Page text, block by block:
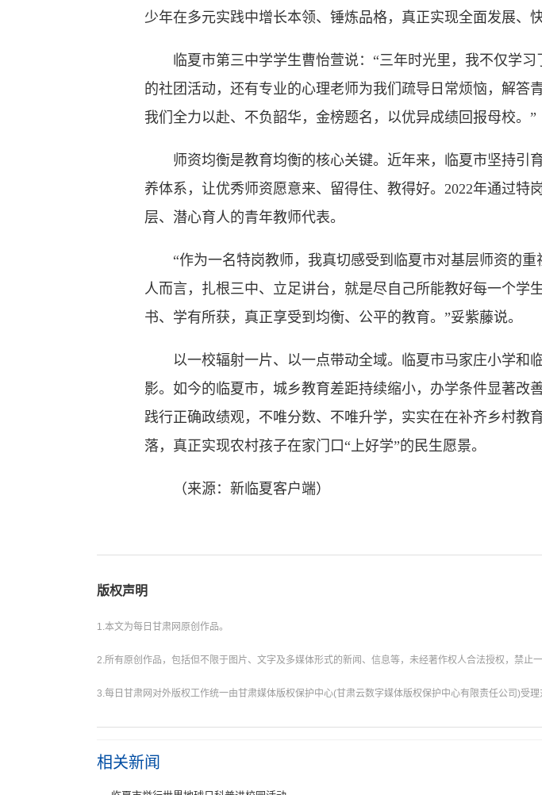
少年在多元实践中增长本领、锤炼品格，真正实现全面发展、快
临夏市第三中学学生曹怡萱说：“三年时光里，我不仅学习
的社团活动，还有专业的心理老师为我们疏导日常烦恼，解
我们全力以赴、不负韶华，金榜题名，以优异成绩回报母校。”
师资均衡是教育均衡的核心关键。近年来，临夏市坚持引
养体系，让优秀师资愿意来、留得住、教得好。2022年通过
层、潜心育人的青年教师代表。
“作为一名特岗教师，我真切感受到临夏市对基层师资的重
人而言，扎根三中、立足讲台，就是尽自己所能教好每一个
书、学有所获，真正享受到均衡、公平的教育。”妥紫藤说。
以一校辐射一片、以一点带动全域。临夏市马家庄小学和
影。如今的临夏市，城乡教育差距持续缩小，办学条件显著改
践行正确政绩观，不唯分数、不唯升学，实实在在补齐乡村教
落，真正实现农村孩子在家门口“上好学”的民生愿景。
（来源：新临夏客户端）
版权声明
1.本文为每日甘肃网原创作品。
2.所有原创作品，包括但不限于图片、文字及多媒体形式的新闻、信息等，未经著作权人合法授权，禁止
3.每日甘肃网对外版权工作统一由甘肃媒体版权保护中心(甘肃云数字媒体版权保护中心有限责任公司)受
相关新闻